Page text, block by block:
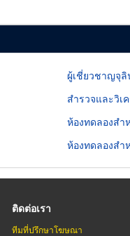
ผู้เชี่ยวชาญจุ
สำรวจและวิเ
ห้องทดลองสำ
ห้องทดลองสำ
ติดต่อเรา
ทีมที่ปรึกษาโฆษณา